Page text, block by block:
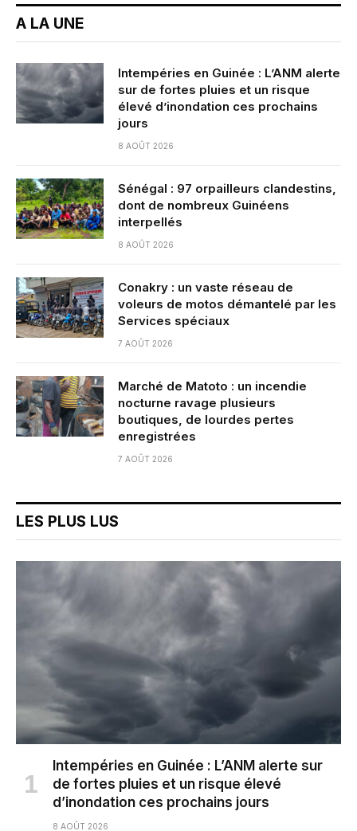
A LA UNE
Intempéries en Guinée : L’ANM alerte
sur de fortes pluies et un risque
élevé d’inondation ces prochains
jours
8 AOÛT 2026
Sénégal : 97 orpailleurs clandestins,
dont de nombreux Guinéens
interpellés
8 AOÛT 2026
Conakry : un vaste réseau de
voleurs de motos démantelé par les
Services spéciaux
7 AOÛT 2026
Marché de Matoto : un incendie
nocturne ravage plusieurs
boutiques, de lourdes pertes
enregistrées
7 AOÛT 2026
LES PLUS LUS
Intempéries en Guinée : L’ANM alerte sur
de fortes pluies et un risque élevé
d’inondation ces prochains jours
8 AOÛT 2026